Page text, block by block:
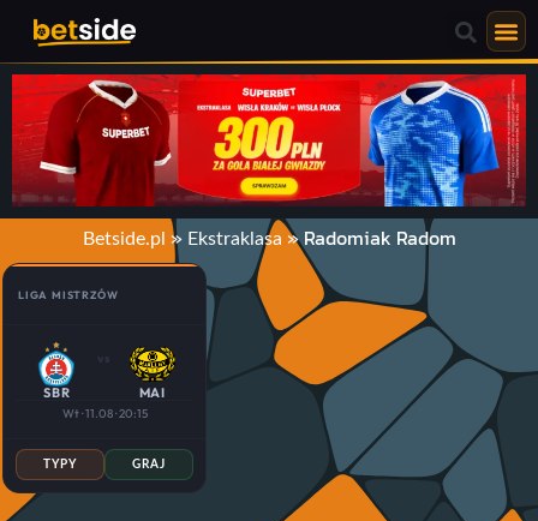
Betside.pl » Ekstraklasa »Radomiak Radom
LIGA MISTRZÓW
SBR
vs
MAI
Wt · 11.08 · 20:15
TYPY GRAJ